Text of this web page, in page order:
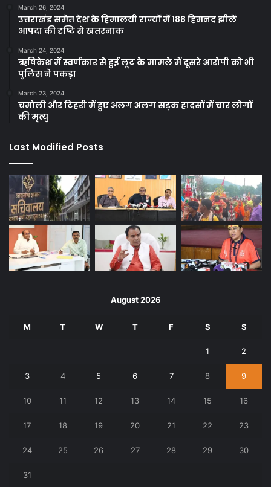
March 26, 2024
उत्तराखंड समेत देश के हिमालयी राज्यों में 188 हिमनद झीलें
आपदा की दृष्टि से खतरनाक
March 24, 2024
ऋषिकेश में स्वर्णकार से हुई लूट के मामले में दूसरे आरोपी को भी
पुलिस ने पकड़ा
March 23, 2024
चमोली और टिहरी में हुए अलग अलग सड़क हादसों में चार लोगों
की मृत्यु
Last Modified Posts
August 2026
M T W T F S S
1 2
3 4 5 6 7 8 9
10 11 12 13 14 15 16
17 18 19 20 21 22 23
24 25 26 27 28 29 30
31